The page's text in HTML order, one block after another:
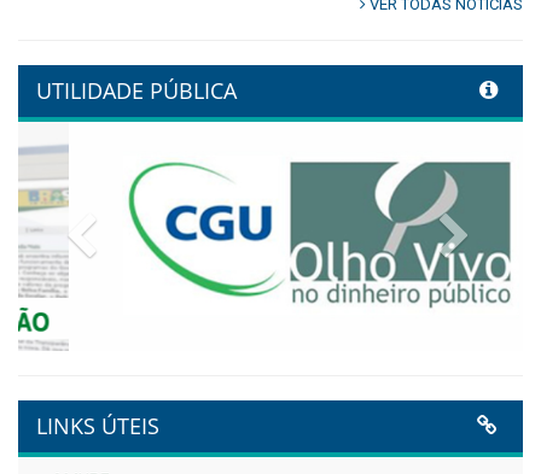
alinhamento estratégico do
Conecta+ Tamandaré.
NOTA DE PESAR E LUTO OFICIAL
Publicado em: 9 de junho de 2026
Plano Diretor – 2026
VER TODAS NOTÍCIAS